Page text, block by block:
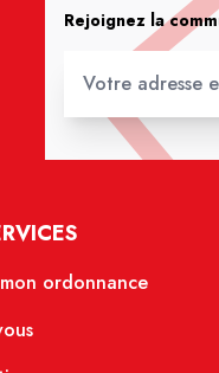
Rejoignez la
ordonnance